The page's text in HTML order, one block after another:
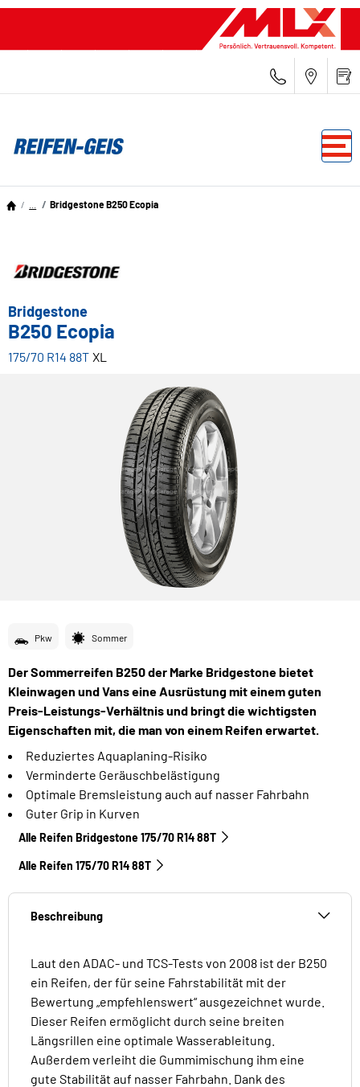
Bridgestone B250 Ecopia
Bridgestone
B250 Ecopia
175/70 R14 88T XL
Pkw Sommer
Der Sommerreifen B250 der Marke Bridgestone bietet
Kleinwagen und Vans eine Ausrüstung mit einem guten
Preis-Leistungs-Verhältnis und bringt die wichtigsten
Eigenschaften mit, die man von einem Reifen erwartet.
Reduziertes Aquaplaning-Risiko
Verminderte Geräuschbelästigung
Optimale Bremsleistung auch auf nasser Fahrbahn
Guter Grip in Kurven
Alle Reifen Bridgestone 175/70 R14 88T
Alle Reifen‎ 175/70 R14 88T
Beschreibung
Laut den ADAC- und TCS-Tests von 2008 ist der B250
ein Reifen, der für seine Fahrstabilität mit der
Bewertung „empfehlenswert“ ausgezeichnet wurde.
Dieser Reifen ermöglicht durch seine breiten
Längsrillen eine optimale Wasserableitung.
Außerdem verleiht die Gummimischung ihm eine
gute Stabilität auf nasser Fahrbahn. Dank des